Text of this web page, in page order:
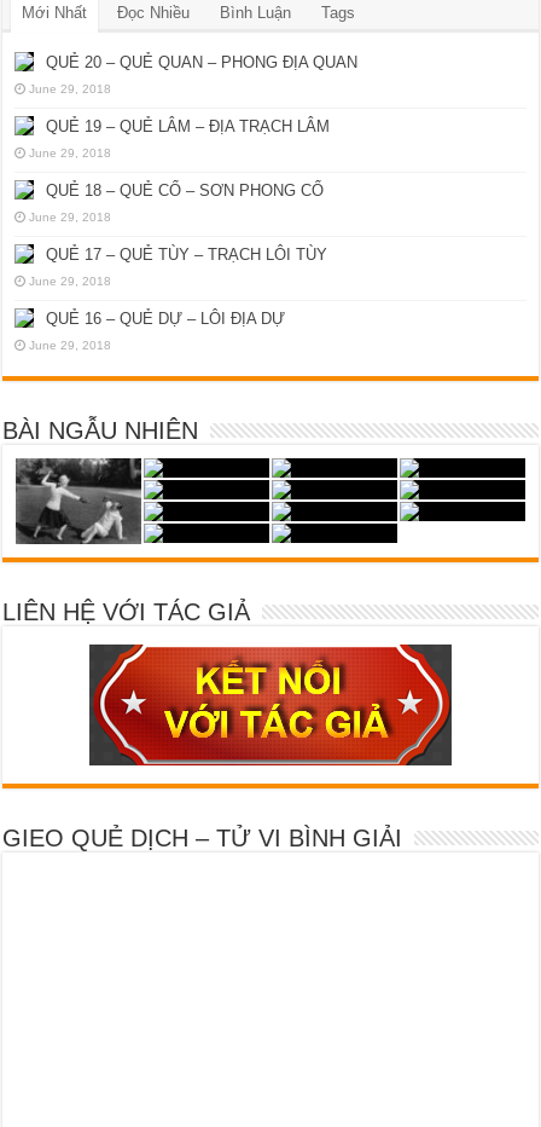
Mới Nhất Đọc Nhiều Bình Luận Tags
QUẺ 20 – QUẺ QUAN – PHONG ĐỊA QUAN
June 29, 2018
QUẺ 19 – QUẺ LÂM – ĐỊA TRẠCH LÂM
June 29, 2018
QUẺ 18 – QUẺ CỔ – SƠN PHONG CỔ
June 29, 2018
QUẺ 17 – QUẺ TÙY – TRẠCH LÔI TÙY
June 29, 2018
QUẺ 16 – QUẺ DỰ – LÔI ĐỊA DỰ
June 29, 2018
BÀI NGẪU NHIÊN
LIÊN HỆ VỚI TÁC GIẢ
GIEO QUẺ DỊCH – TỬ VI BÌNH GIẢI